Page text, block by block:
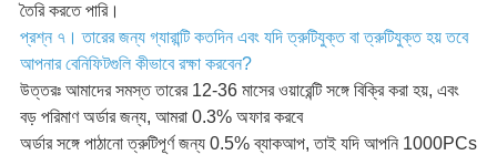
তৈরি করতে পারি।
প্রশ্ন ৭। তারের জন্য গ্যারান্টি কতদিন এবং যদি ত্রুটিযুক্ত বা ত্রুটিযুক্ত হয় তবে
আপনার বেনিফিটগুলি কীভাবে রক্ষা করবেন?
উত্তরঃ আমাদের সমস্ত তারের 12-36 মাসের ওয়ারেন্টি সঙ্গে বিক্রি করা হয়, এবং
বড় পরিমাণ অর্ডার জন্য, আমরা 0.3% অফার করবে
অর্ডার সঙ্গে পাঠানো ত্রুটিপূর্ণ জন্য 0.5% ব্যাকআপ, তাই যদি আপনি 1000PCs